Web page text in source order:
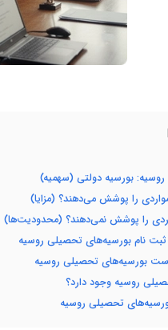
بورسیه دولتی (سهمیه)
را پوشش می‌دهند؟ (مزایا)
را پوشش نمی‌دهند؟ (محدودیت‌ها)
نام بورسیه‌های تحصیلی روسیه
بورسیه‌های تحصیلی روسیه
روسیه وجود دارد؟
تحصیلی روسیه